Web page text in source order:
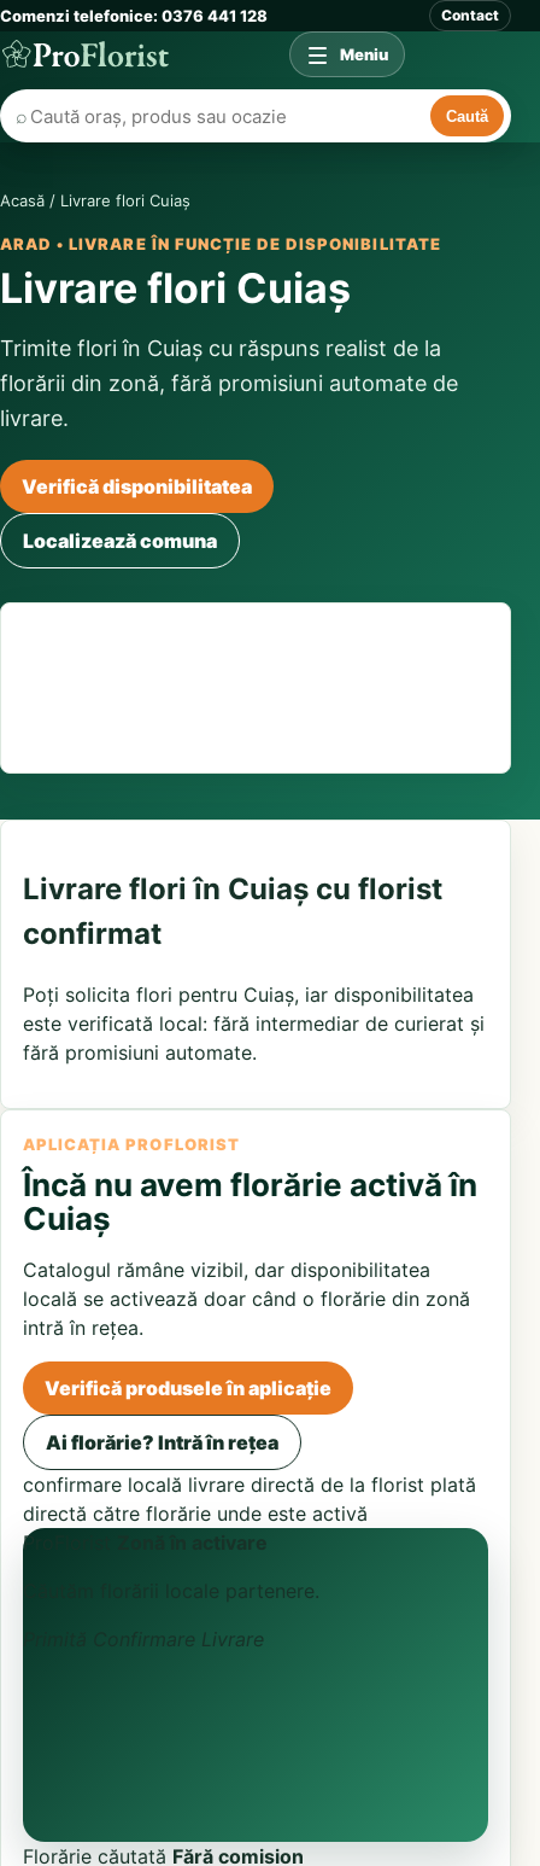
Comenzi telefonice: 0376 441 128 Contact
⌕ Caută
Meniu
Acasă / Livrare flori Cuiaș
ARAD • LIVRARE ÎN FUNCȚIE DE DISPONIBILITATE
Livrare flori Cuiaș
Trimite flori în Cuiaș cu răspuns realist de la
florării din zonă, fără promisiuni automate de
livrare.
Verifică disponibilitatea
Localizează comuna
Livrare flori în Cuiaș cu florist
confirmat
Poți solicita flori pentru Cuiaș, iar disponibilitatea
este verificată local: fără intermediar de curierat și
fără promisiuni automate.
APLICAȚIA PROFLORIST
Încă nu avem florărie activă în
Cuiaș
Catalogul rămâne vizibil, dar disponibilitatea
locală se activează doar când o florărie din zonă
intră în rețea.
Verifică produsele în aplicație
Ai florărie? Intră în rețea
confirmare locală livrare directă de la florist plată
directă către florărie unde este activă
ProFlorist
Zonă în activare
Căutăm florării locale partenere.
Confirmare Livrare
Florărie căutată Fără comision